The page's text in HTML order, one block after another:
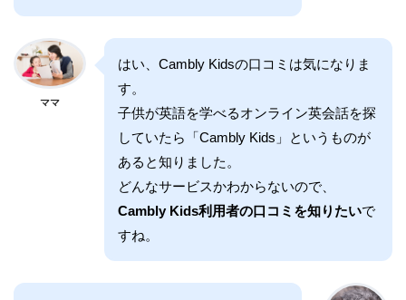
ママ
はい、Cambly Kidsの口コミは気になりま
す。
子供が英語を学べるオンライン英会話を探
していたら「Cambly Kids」というものが
あると知りました。
どんなサービスかわからないので、
Cambly Kids利用者の口コミを知りたいで
すね。